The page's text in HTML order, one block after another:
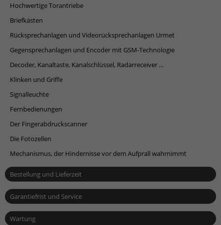
Hochwertige Torantriebe
Briefkästen
Rücksprechanlagen und Videorücksprechanlagen Urmet
Gegensprechanlagen und Encoder mit GSM-Technologie
Decoder, Kanaltaste, Kanalschlüssel, Radarreceiver ...
Klinken und Griffe
Signalleuchte
Fernbedienungen
Der Fingerabdruckscanner
Die Fotozellen
Mechanismus, der Hindernisse vor dem Aufprall wahrnimmt
Bestellung und Lieferzeit
Garantiefrist und Service
Wartung